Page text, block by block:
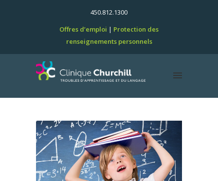
450.812.1300
Offres d’emploi
Protection des
renseignements personnels